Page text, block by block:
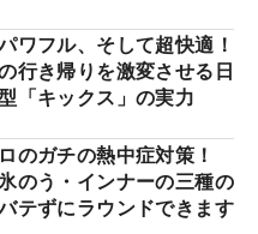
ワフル、そして超快適！
行き帰りを激変させる日
「キックス」の実力
のガチの熱中症対策！
のう・インナーの三種の
テずにラウンドできます